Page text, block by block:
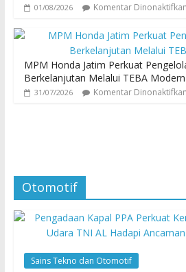
01/08/2026 Komentar Dinonaktifkan
MPM Honda Jatim Perkuat
Berkelanjutan Melalui TEBA Modern
31/07/2026 Komentar Dinonaktifkan
Otomotif
Sains Tekno dan Otomotif